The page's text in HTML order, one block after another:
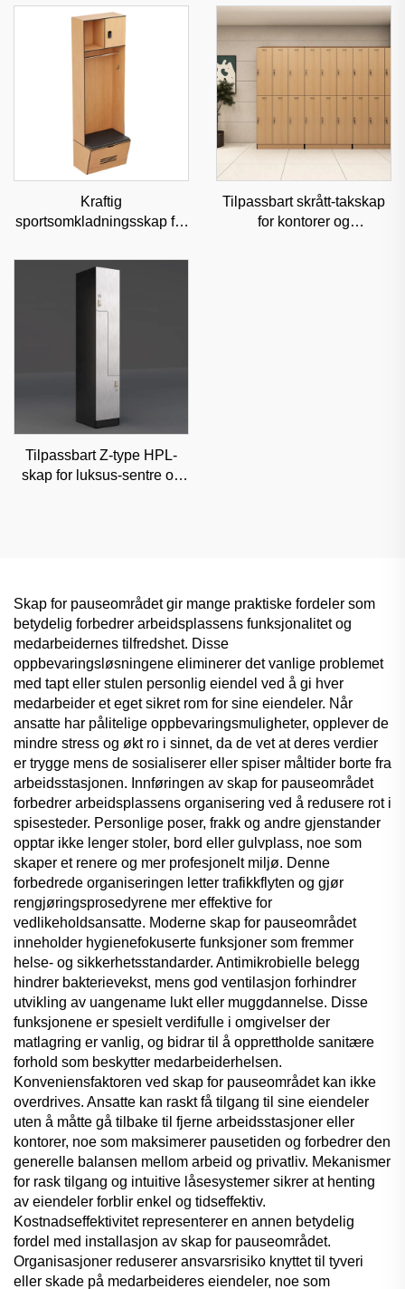
Kraftig
sportsomkladningsskap for
idrettsklubber,
ståloppbevaring
Tilpassbart skrått-takskap
for kontorer og
Tilpassbart Z-type HPL-
skap for luksus-sentre og
Skap for pauseområdet gir mange praktiske fordeler som
betydelig forbedrer arbeidsplassens funksjonalitet og
medarbeidernes tilfredshet. Disse
oppbevaringsløsningene eliminerer det vanlige problemet
med tapt eller stulen personlig eiendel ved å gi hver
medarbeider et eget sikret rom for sine eiendeler. Når
ansatte har pålitelige oppbevaringsmuligheter, opplever de
mindre stress og økt ro i sinnet, da de vet at deres verdier
er trygge mens de sosialiserer eller spiser måltider borte fra
arbeidsstasjonen. Innføringen av skap for pauseområdet
forbedrer arbeidsplassens organisering ved å redusere rot i
spisesteder. Personlige poser, frakk og andre gjenstander
opptar ikke lenger stoler, bord eller gulvplass, noe som
skaper et renere og mer profesjonelt miljø. Denne
forbedrede organiseringen letter trafikkflyten og gjør
rengjøringsprosedyrene mer effektive for
vedlikeholdsansatte. Moderne skap for pauseområdet
inneholder hygienefokuserte funksjoner som fremmer
helse- og sikkerhetsstandarder. Antimikrobielle belegg
hindrer bakterievekst, mens god ventilasjon forhindrer
utvikling av uangename lukt eller muggdannelse. Disse
funksjonene er spesielt verdifulle i omgivelser der
matlagring er vanlig, og bidrar til å opprettholde sanitære
forhold som beskytter medarbeiderhelsen.
Konveniensfaktoren ved skap for pauseområdet kan ikke
overdrives. Ansatte kan raskt få tilgang til sine eiendeler
uten å måtte gå tilbake til fjerne arbeidsstasjoner eller
kontorer, noe som maksimerer pausetiden og forbedrer den
generelle balansen mellom arbeid og privatliv. Mekanismer
for rask tilgang og intuitive låsesystemer sikrer at henting
av eiendeler forblir enkel og tidseffektiv.
Kostnadseffektivitet representerer en annen betydelig
fordel med installasjon av skap for pauseområdet.
Organisasjoner reduserer ansvarsrisiko knyttet til tyveri
eller skade på medarbeideres eiendeler, noe som